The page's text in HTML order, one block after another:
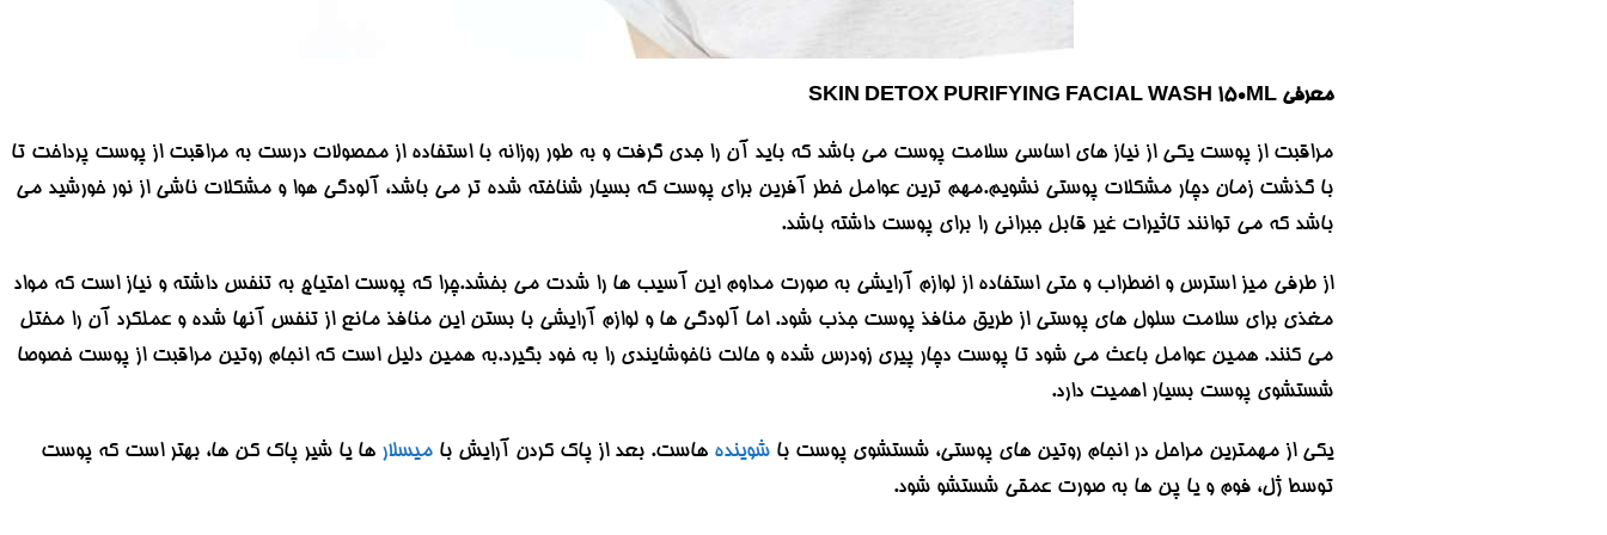
معرفی SKIN DETOX PURIFYING FACIAL WASH 150ML
مراقبت از پوست یکی از نیاز های اساسی سلامت پوست می باشد که باید آن را جدی گرفت و به طور روزانه با استفاده از محصولات درست به مراقبت از پوست پرداخت تا
با گذشت زمان دچار مشکلات پوستی نشویم.مهم ترین عوامل خطر آفرین برای پوست که بسیار شناخته شده تر می باشد، آلودگی هوا و مشکلات ناشی از نور خورشید می
باشد که می توانند تاثیرات غیر قابل جبرانی را برای پوست داشته باشد.
از طرفی میز استرس و اضطراب و حتی استفاده از لوازم آرایشی به صورت مداوم این آسیب ها را شدت می بخشد.چرا که پوست احتیاج به تنفس داشته و نیاز است که مواد
مغذی برای سلامت سلول های پوستی از طریق منافذ پوست جذب شود. اما آلودگی ها و لوازم آرایشی با بستن این منافذ مانع از تنفس آنها شده و عملکرد آن را مختل
می کنند. همین عوامل باعث می شود تا پوست دچار پیری زودرس شده و حالت ناخوشایندی را به خود بگیرد.به همین دلیل است که انجام روتین مراقبت از پوست خصوصا
شستشوی پوست بسیار اهمیت دارد.
یکی از مهمترین مراحل در انجام روتین های پوستی، شستشوی پوست با شوینده هاست. بعد از پاک کردن آرایش با میسلار ها یا شیر پاک کن ها، بهتر است که پوست
توسط ژل، فوم و یا پن ها به صورت عمقی شستشو شود.